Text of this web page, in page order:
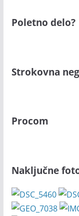
Poletno delo?
Strokovna
Procom
Naključne